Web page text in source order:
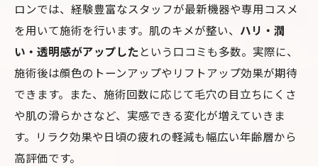
ロンでは、経験豊富なスタッフが最新機器や専用コスメ
を用いて施術を行います。肌のキメが整い、 ハリ・潤
い・透明感がアップした という口コミも多数。実際に、
施術後は顔色のトーンアップやリフトアップ効果が期待
できます。また、施術回数に応じて毛穴の目立ちにくさ
や肌の滑らかさなど、実感できる変化が増えていきま
す。リラク効果や日頃の疲れの軽減も幅広い年齢層から
高評価です。